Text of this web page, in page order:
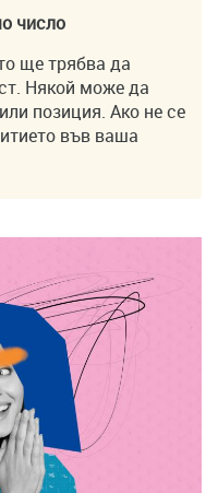
число
ще трябва да
Някой може да
позиция. Ако не се
във ваша